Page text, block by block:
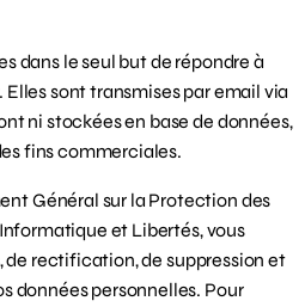
dans le seul but de répondre à
sont transmises par email via
ni stockées en base de données,
fins commerciales.
Général sur la Protection des
et Libertés, vous
de rectification, de suppression et
données personnelles. Pour